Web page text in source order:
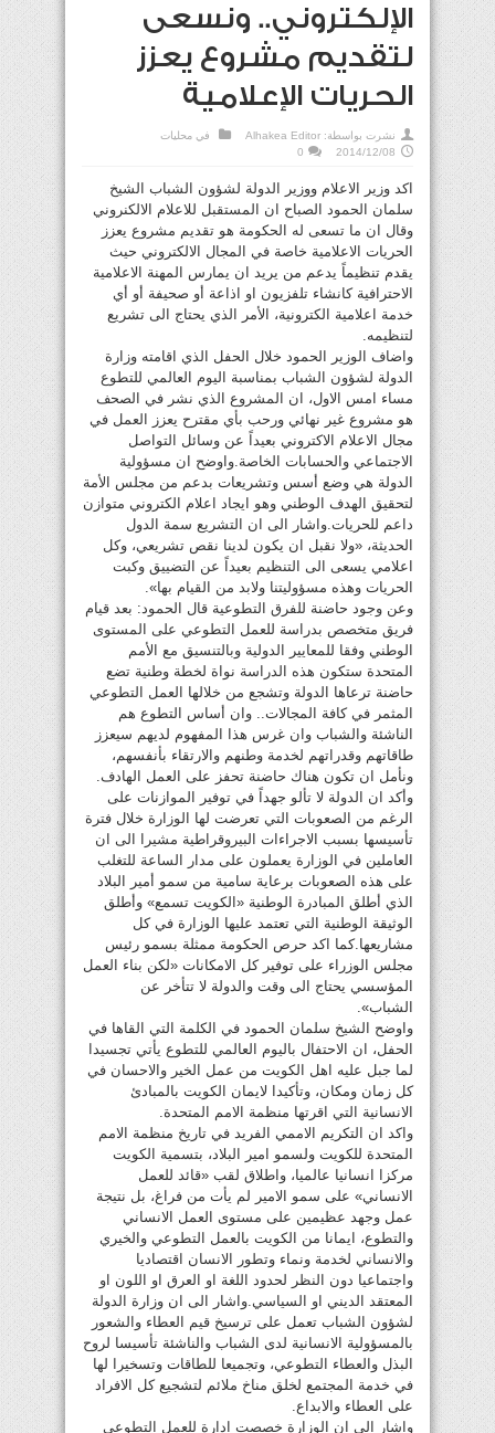
الإلكتروني.. ونسعى
لتقديم مشروع يعزز
الحريات الإعلامية
نشرت بواسطة: Alhakea Editor في محليات
2014/12/08
0
اكد وزير الاعلام ووزير الدولة لشؤون الشباب الشيخ
سلمان الحمود الصباح ان المستقبل للاعلام الالكنروني
وقال ان ما تسعى له الحكومة هو تقديم مشروع يعزز
الحريات الاعلامية خاصة في المجال الالكتروني حيث
يقدم تنظيماً يدعم من يريد ان يمارس المهنة الاعلامية
الاحترافية كانشاء تلفزيون او اذاعة أو صحيفة أو أي
خدمة اعلامية الكترونية، الأمر الذي يحتاج الى تشريع
لتنظيمه.
واضاف الوزير الحمود خلال الحفل الذي اقامته وزارة
الدولة لشؤون الشباب بمناسبة اليوم العالمي للتطوع
مساء امس الاول، ان المشروع الذي نشر في الصحف
هو مشروع غير نهائي ورحب بأي مقترح يعزز العمل في
مجال الاعلام الاكتروني بعيداً عن وسائل التواصل
الاجتماعي والحسابات الخاصة.واوضح ان مسؤولية
الدولة هي وضع أسس وتشريعات بدعم من مجلس الأمة
لتحقيق الهدف الوطني وهو ايجاد اعلام الكتروني متوازن
داعم للحريات.واشار الى ان التشريع سمة الدول
الحديثة، «ولا نقبل ان يكون لدينا نقص تشريعي، وكل
اعلامي يسعى الى التنظيم بعيداً عن التضييق وكبت
الحريات وهذه مسؤوليتنا ولابد من القيام بها».
وعن وجود حاضنة للفرق التطوعية قال الحمود: بعد قيام
فريق متخصص بدراسة للعمل التطوعي على المستوى
الوطني وفقا للمعايير الدولية وبالتنسيق مع الأمم
المتحدة ستكون هذه الدراسة نواة لخطة وطنية تضع
حاضنة ترعاها الدولة وتشجع من خلالها العمل التطوعي
المثمر في كافة المجالات.. وان أساس التطوع هم
الناشئة والشباب وان غرس هذا المفهوم لديهم سيعزز
طاقاتهم وقدراتهم لخدمة وطنهم والارتقاء بأنفسهم،
ونأمل ان تكون هناك حاضنة تحفز على العمل الهادف.
وأكد ان الدولة لا تألو جهداً في توفير الموازنات على
الرغم من الصعوبات التي تعرضت لها الوزارة خلال فترة
تأسيسها بسبب الاجراءات البيروقراطية مشيرا الى ان
العاملين في الوزارة يعملون على مدار الساعة للتغلب
على هذه الصعوبات برعاية سامية من سمو أمير البلاد
الذي أطلق المبادرة الوطنية «الكويت تسمع» وأطلق
الوثيقة الوطنية التي تعتمد عليها الوزارة في كل
مشاريعها.كما اكد حرص الحكومة ممثلة بسمو رئيس
مجلس الوزراء على توفير كل الامكانات «لكن بناء العمل
المؤسسي يحتاج الى وقت والدولة لا تتأخر عن
الشباب».
واوضح الشيخ سلمان الحمود في الكلمة التي القاها في
الحفل، ان الاحتفال باليوم العالمي للتطوع يأتي تجسيدا
لما جبل عليه اهل الكويت من عمل الخير والاحسان في
كل زمان ومكان، وتأكيدا لايمان الكويت بالمبادئ
الانسانية التي اقرتها منظمة الامم المتحدة.
واكد ان التكريم الاممي الفريد في تاريخ منظمة الامم
المتحدة للكويت ولسمو امير البلاد، بتسمية الكويت
مركزا انسانيا عالميا، واطلاق لقب «قائد للعمل
الانساني» على سمو الامير لم يأت من فراغ، بل نتيجة
عمل وجهد عظيمين على مستوى العمل الانساني
والتطوع، ايمانا من الكويت بالعمل التطوعي والخيري
والانساني لخدمة ونماء وتطور الانسان اقتصاديا
واجتماعيا دون النظر لحدود اللغة او العرق او اللون او
المعتقد الديني او السياسي.واشار الى ان وزارة الدولة
لشؤون الشباب تعمل على ترسيخ قيم العطاء والشعور
بالمسؤولية الانسانية لدى الشباب والناشئة تأسيسا لروح
البذل والعطاء التطوعي، وتجميعا للطاقات وتسخيرا لها
في خدمة المجتمع لخلق مناخ ملائم لتشجيع كل الافراد
على العطاء والابداع.
واشار الى ان الوزارة خصصت ادارة للعمل التطوعي